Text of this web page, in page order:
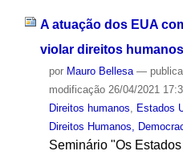
A atuação dos EUA
violar direitos humanos
por Mauro Bellesa —
modificação26/04/2021
Direitos humanos
Estados
Direitos Humanos,
Seminário "Os